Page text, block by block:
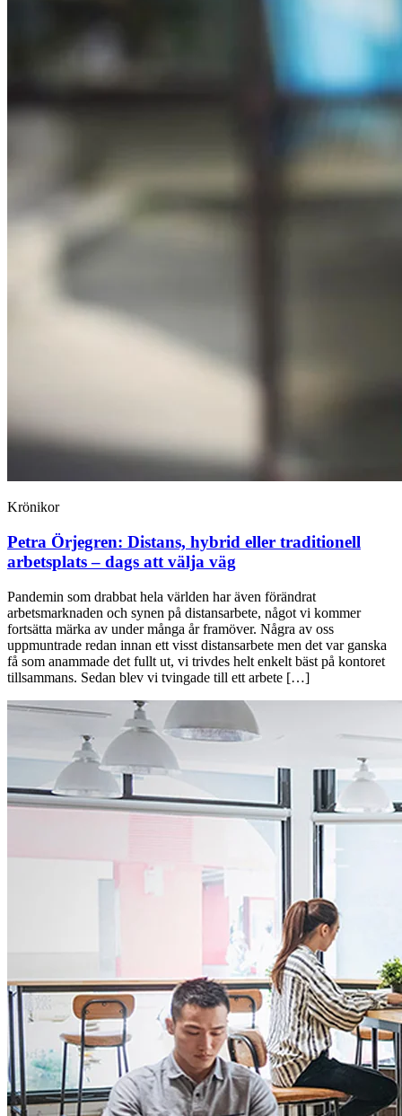
Krönikor
Petra Örjegren: Distans, hybrid eller traditionell
arbetsplats – dags att välja väg
Pandemin som drabbat hela världen har även förändrat
arbetsmarknaden och synen på distansarbete, något vi kommer
fortsätta märka av under många år framöver. Några av oss
uppmuntrade redan innan ett visst distansarbete men det var ganska
få som anammade det fullt ut, vi trivdes helt enkelt bäst på kontoret
tillsammans. Sedan blev vi tvingade till ett arbete […]